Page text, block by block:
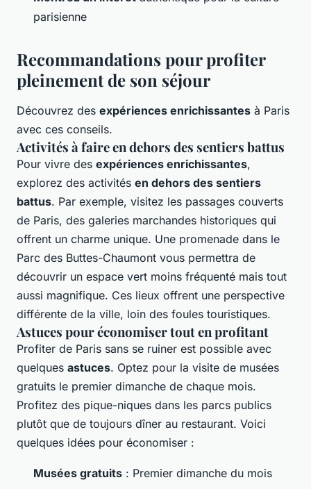
parisienne
Recommandations pour profiter
pleinement de son séjour
Découvrez des expériences enrichissantes à Paris
avec ces conseils.
Activités à faire en dehors des sentiers battus
Pour vivre des expériences enrichissantes,
explorez des activités en dehors des sentiers
battus. Par exemple, visitez les passages couverts
de Paris, des galeries marchandes historiques qui
offrent un charme unique. Une promenade dans le
Parc des Buttes-Chaumont vous permettra de
découvrir un espace vert moins fréquenté mais tout
aussi magnifique. Ces lieux offrent une perspective
différente de la ville, loin des foules touristiques.
Astuces pour économiser tout en profitant
Profiter de Paris sans se ruiner est possible avec
quelques astuces. Optez pour la visite de musées
gratuits le premier dimanche de chaque mois.
Profitez des pique-niques dans les parcs publics
plutôt que de toujours dîner au restaurant. Voici
quelques idées pour économiser :
Musées gratuits : Premier dimanche du mois